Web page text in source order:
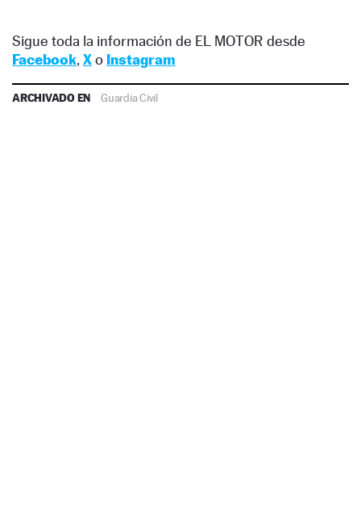
Sigue toda la información de EL MOTOR desde
Facebook, Xo Instagram
ARCHIVADO EN Guardia Civil